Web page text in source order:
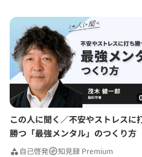
この人に聞く／不安やストレスに
勝つ「最強メンタル」のつくり方
自己啓発 知見録 Premium